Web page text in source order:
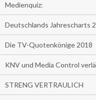
Medienquiz:
Deutschlands Jahrescharts
Die TV-Quotenkönige 2018
KNV und Media Control
STRENG VERTRAULICH